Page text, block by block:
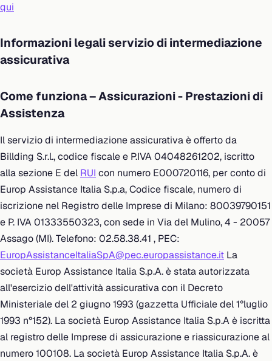
qui
Informazioni legali servizio di intermediazione
assicurativa
Come funziona – Assicurazioni - Prestazioni di
Assistenza
Il servizio di intermediazione assicurativa è offerto da
Billding S.r.l., codice fiscale e P.IVA 04048261202, iscritto
alla sezione E del RUI con numero E000720116, per conto di
Europ Assistance Italia S.p.a, Codice fiscale, numero di
iscrizione nel Registro delle Imprese di Milano: 80039790151
e P. IVA 01333550323, con sede in Via del Mulino, 4 - 20057
Assago (MI). Telefono: 02.58.38.41 , PEC:
EuropAssistanceItaliaSpA@pec.europassistance.it La
società Europ Assistance Italia S.p.A. è stata autorizzata
all'esercizio dell'attività assicurativa con il Decreto
Ministeriale del 2 giugno 1993 (gazzetta Ufficiale del 1°luglio
1993 n°152). La società Europ Assistance Italia S.p.A è iscritta
al registro delle Imprese di assicurazione e riassicurazione al
numero 100108. La società Europ Assistance Italia S.p.A. è